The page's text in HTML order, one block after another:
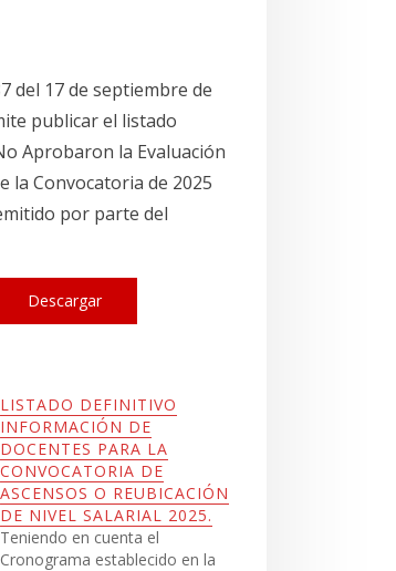
del 17 de septiembre de
publicar el listado
Aprobaron la Evaluación
la Convocatoria de 2025
por parte del
Descargar
LISTADO DEFINITIVO
INFORMACIÓN DE
DOCENTES PARA LA
CONVOCATORIA DE
ASCENSOS O REUBICACIÓN
DE NIVEL SALARIAL 2025.
Teniendo en cuenta el
Cronograma establecido en la